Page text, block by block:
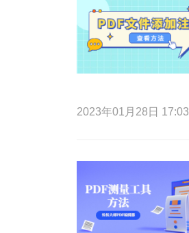
2023年01月28日 17:03